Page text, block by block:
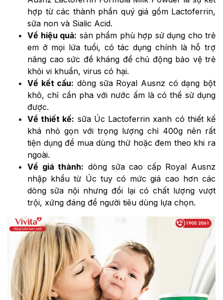
hợp từ các thành phần quý giá gồm Lactoferrin,
sữa non và Sialic Acid.
Về hiệu quả: sản phẩm phù hợp sử dụng cho trẻ
em ở mọi lứa tuổi, có tác dụng chính là hỗ trợ
nâng cao sức đề kháng để chủ động bảo vệ trẻ
khỏi vi khuẩn, virus có hại.
Về kết cấu: dòng sữa Royal Ausnz có dạng bột
khô, chỉ cần pha với nước ấm là có thể sử dụng
được.
Về thiết kế: sữa Úc Lactoferrin xanh có thiết kế
khá nhỏ gọn với trọng lượng chỉ 400g nên rất
tiện dụng để mua dùng thử hoặc đem theo khi ra
ngoài.
Về giá thành: dòng sữa cao cấp Royal Ausnz
nhập khẩu từ Úc tuy có mức giá cao hơn các
dòng sữa nội nhưng đổi lại có chất lượng vượt
trội, xứng đáng để người tiêu dùng lựa chọn.